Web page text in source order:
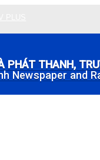
PHÁT THANH,
Newspaper and